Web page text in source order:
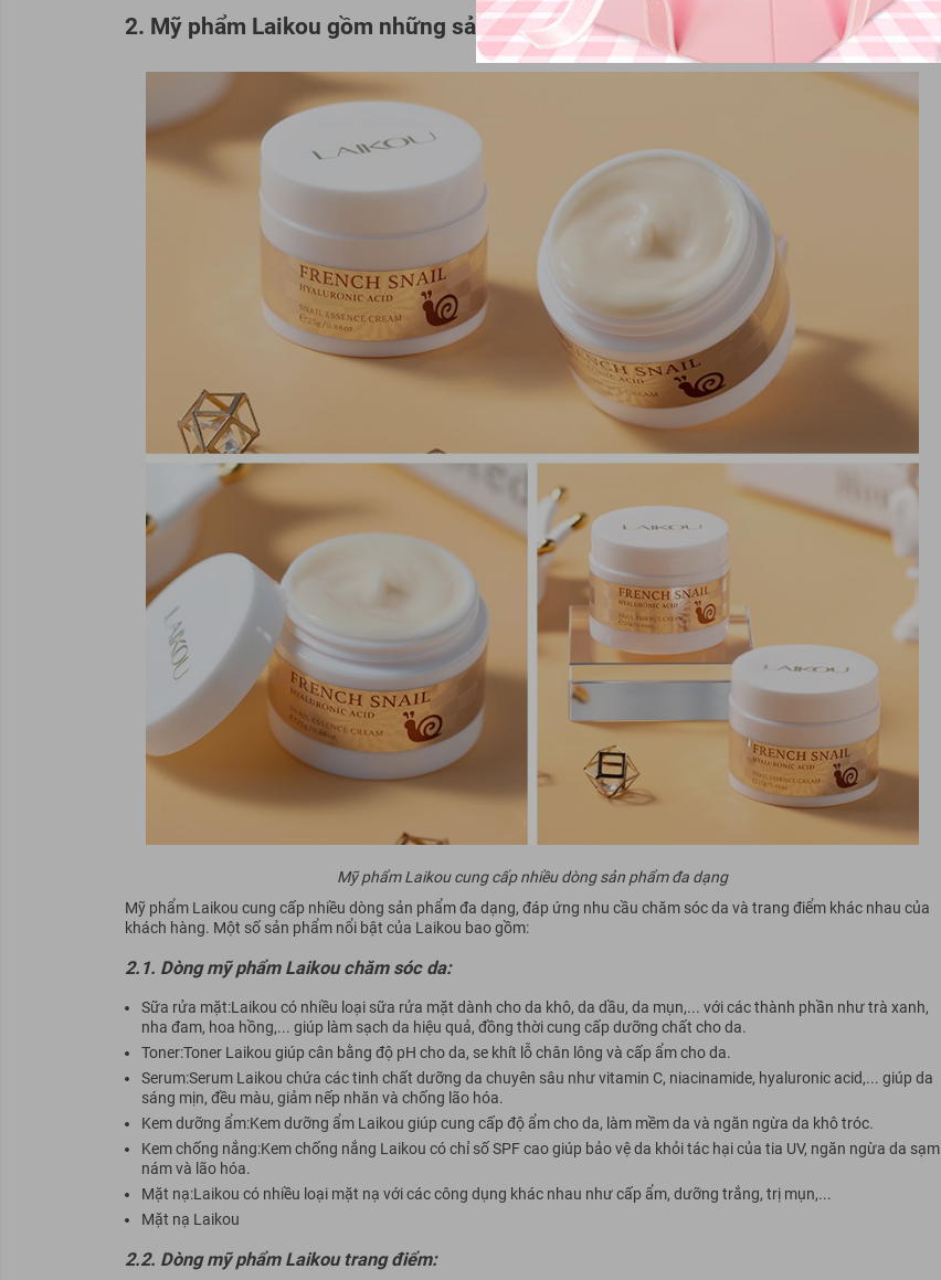
2. Mỹ phẩm Laikou gồm những sản phẩm nào?
Mỹ phẩm Laikou cung cấp nhiều dòng sản phẩm đa dạng
Mỹ phẩm Laikou cung cấp nhiều dòng sản phẩm đa dạng, đáp ứng nhu cầu chăm sóc da và trang điểm khác nhau của
khách hàng. Một số sản phẩm nổi bật của Laikou bao gồm:
2.1. Dòng mỹ phẩm Laikou chăm sóc da:
Sữa rửa mặt:Laikou có nhiều loại sữa rửa mặt dành cho da khô, da dầu, da mụn,... với các thành phần như trà xanh,
nha đam, hoa hồng,... giúp làm sạch da hiệu quả, đồng thời cung cấp dưỡng chất cho da.
Toner:Toner Laikou giúp cân bằng độ pH cho da, se khít lỗ chân lông và cấp ẩm cho da.
Serum:Serum Laikou chứa các tinh chất dưỡng da chuyên sâu như vitamin C, niacinamide, hyaluronic acid,... giúp da
sáng mịn, đều màu, giảm nếp nhăn và chống lão hóa.
Kem dưỡng ẩm:Kem dưỡng ẩm Laikou giúp cung cấp độ ẩm cho da, làm mềm da và ngăn ngừa da khô tróc.
Kem chống nắng:Kem chống nắng Laikou có chỉ số SPF cao giúp bảo vệ da khỏi tác hại của tia UV, ngăn ngừa da sạm
nám và lão hóa.
Mặt nạ:Laikou có nhiều loại mặt nạ với các công dụng khác nhau như cấp ẩm, dưỡng trắng, trị mụn,...
Mặt nạ Laikou
2.2. Dòng mỹ phẩm Laikou trang điểm: